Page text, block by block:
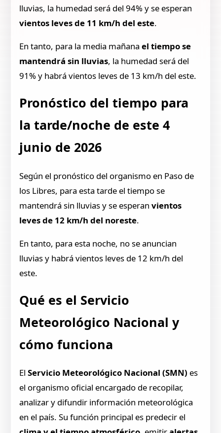
lluvias, la humedad será del 94% y se esperan
vientos leves de 11 km/h del este.
En tanto, para la media mañanael tiempo se
mantendrá sin lluvias, la humedad será del
91% y habrá vientos leves de 13 km/h del este.
Pronóstico del tiempo para
la tarde/noche de este 4
junio de 2026
Según el pronóstico del organismo en Paso de
los Libres, para esta tarde el tiempo se
mantendrá sin lluvias y se esperanvientos
leves de 12 km/h del noreste.
En tanto, para esta noche, no se anuncian
lluvias y habrá vientos leves de 12 km/h del
este.
Qué es el Servicio
Meteorológico Nacional y
cómo funciona
ElServicio Meteorológico Nacional (SMN) es
el organismo oficial encargado de recopilar,
analizar y difundir información meteorológica
en el país. Su función principal es predecir el